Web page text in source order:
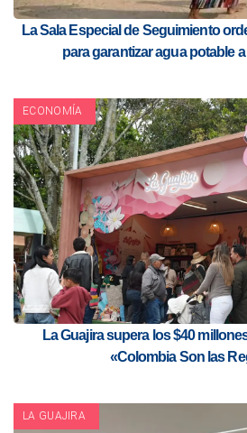
La Sala Especial de Seguimiento
para garantizar agua potable
ECONOMÍA
La Guajira supera los $40
«Colombia Son las
LA GUAJIRA